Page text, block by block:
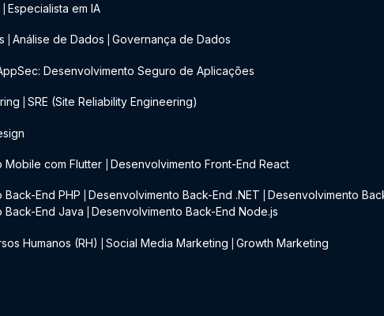
Especialista em IA
Análise de Dados Governança de Dados
Desenvolvimento Seguro de Aplicações
SRE (Site Reliability Engineering)
Mobile com Flutter Desenvolvimento Front-End React
End PHP Desenvolvimento Back-End .NET Desenvolvimento
Back-End Java Desenvolvimento Back-End Node.js
Humanos (RH) Social Media Marketing Growth Marketing